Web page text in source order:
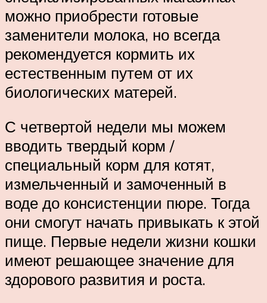
можно приобрести готовые
заменители молока, но всегда
рекомендуется кормить их
естественным путем от их
биологических матерей.
С четвертой недели мы можем
вводить твердый корм /
специальный корм для котят,
измельченный и замоченный в
воде до консистенции пюре. Тогда
они смогут начать привыкать к этой
пище. Первые недели жизни кошки
имеют решающее значение для
здорового развития и роста.